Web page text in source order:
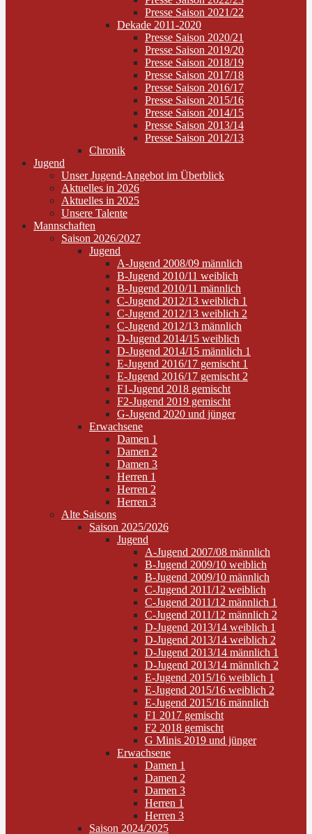
Presse Saison 2021/22
Dekade 2011-2020
Presse Saison 2020/21
Presse Saison 2019/20
Presse Saison 2018/19
Presse Saison 2017/18
Presse Saison 2016/17
Presse Saison 2015/16
Presse Saison 2014/15
Presse Saison 2013/14
Presse Saison 2012/13
Chronik
Jugend
Unser Jugend-Angebot im Überblick
Aktuelles in 2026
Aktuelles in 2025
Unsere Talente
Mannschaften
Saison 2026/2027
Jugend
A-Jugend 2008/09 männlich
B-Jugend 2010/11 weiblich
B-Jugend 2010/11 männlich
C-Jugend 2012/13 weiblich 1
C-Jugend 2012/13 weiblich 2
C-Jugend 2012/13 männlich
D-Jugend 2014/15 weiblich
D-Jugend 2014/15 männlich 1
E-Jugend 2016/17 gemischt 1
E-Jugend 2016/17 gemischt 2
F1-Jugend 2018 gemischt
F2-Jugend 2019 gemischt
G-Jugend 2020 und jünger
Erwachsene
Damen 1
Damen 2
Damen 3
Herren 1
Herren 2
Herren 3
Alte Saisons
Saison 2025/2026
Jugend
A-Jugend 2007/08 männlich
B-Jugend 2009/10 weiblich
B-Jugend 2009/10 männlich
C-Jugend 2011/12 weiblich
C-Jugend 2011/12 männlich 1
C-Jugend 2011/12 männlich 2
D-Jugend 2013/14 weiblich 1
D-Jugend 2013/14 weiblich 2
D-Jugend 2013/14 männlich 1
D-Jugend 2013/14 männlich 2
E-Jugend 2015/16 weiblich 1
E-Jugend 2015/16 weiblich 2
E-Jugend 2015/16 männlich
F1 2017 gemischt
F2 2018 gemischt
G Minis 2019 und jünger
Erwachsene
Damen 1
Damen 2
Damen 3
Herren 1
Herren 3
Saison 2024/2025